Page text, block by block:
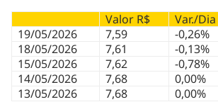
Valor R$ Var./Dia
19/05/2026
7,59 -0,26%
18/05/2026
7,61 -0,13%
15/05/2026
7,62 -0,78%
14/05/2026
7,68 0,00%
13/05/2026
7,68 0,00%